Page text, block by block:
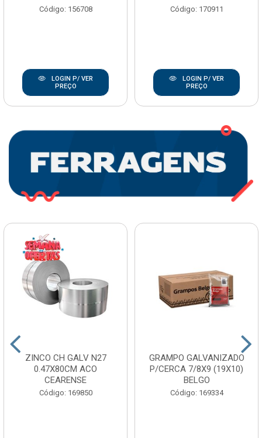
Código: 156708
LOGIN P/ VER
PREÇO
Código: 170911
LOGIN P/ VER
PREÇO
ZINCO CH GALV N27
0.47X80CM ACO
CEARENSE
Código: 169850
GRAMPO GALVANIZADO
P/CERCA 7/8X9 (19X10)
BELGO
Código: 169334